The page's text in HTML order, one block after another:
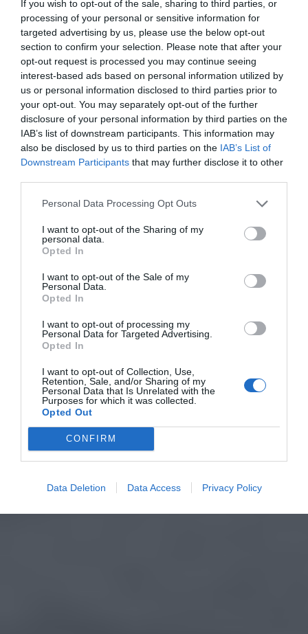
If you wish to opt-out of the sale, sharing to third parties, or
processing of your personal or sensitive information for
targeted advertising by us, please use the below opt-out
section to confirm your selection. Please note that after your
opt-out request is processed you may continue seeing
interest-based ads based on personal information utilized by
us or personal information disclosed to third parties prior to
your opt-out. You may separately opt-out of the further
disclosure of your personal information by third parties on the
IAB’s list of downstream participants. This information may
also be disclosed by us to third parties on the IAB’s List of
Downstream Participants that may further disclose it to other
Personal Data Processing Opt Outs
I want to opt-out of the Sharing of my
personal data.
Opted In
I want to opt-out of the Sale of my
Personal Data.
Opted In
I want to opt-out of processing my
Personal Data for Targeted Advertising.
Opted In
I want to opt-out of Collection, Use,
Retention, Sale, and/or Sharing of my
Personal Data that Is Unrelated with the
Purposes for which it was collected.
Opted Out
CONFIRM
Data Deletion Data Access Privacy Policy